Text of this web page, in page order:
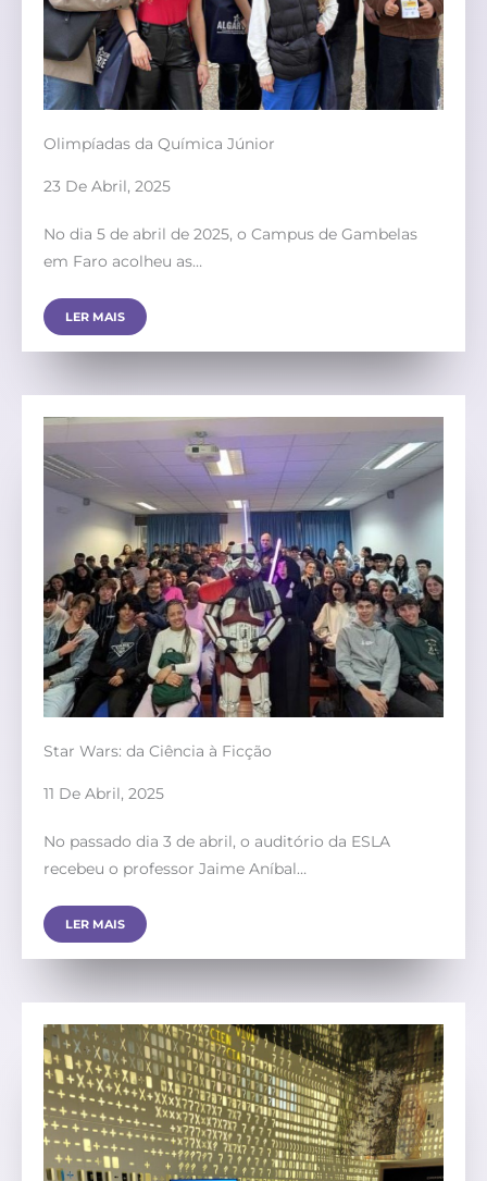
Olimpíadas da Química Júnior
23 De Abril, 2025
No dia 5 de abril de 2025, o Campus de Gambelas
em Faro acolheu as…
LER MAIS
Star Wars: da Ciência à Ficção
11 De Abril, 2025
No passado dia 3 de abril, o auditório da ESLA
recebeu o professor Jaime Aníbal…
LER MAIS